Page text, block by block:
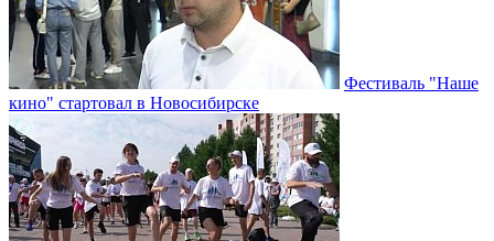
Фестиваль "Наше
кино" стартовал в Новосибирске